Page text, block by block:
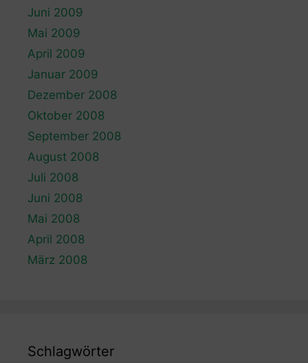
Juni 2009
Mai 2009
April 2009
Januar 2009
Dezember 2008
Oktober 2008
September 2008
August 2008
Juli 2008
Juni 2008
Mai 2008
April 2008
März 2008
Schlagwörter